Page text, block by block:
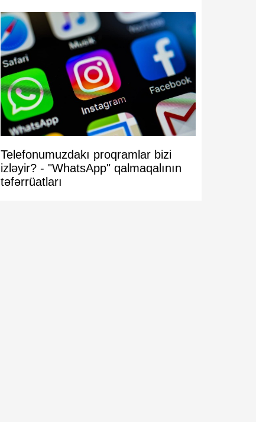
Telefonumuzdakı proqramlar bizi
izləyir? - "WhatsApp" qalmaqalının
təfərrüatları